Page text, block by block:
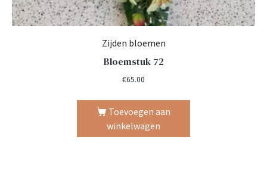
Zijden bloemen
Bloemstuk 72
€65.00
Toevoegen aan
winkelwagen